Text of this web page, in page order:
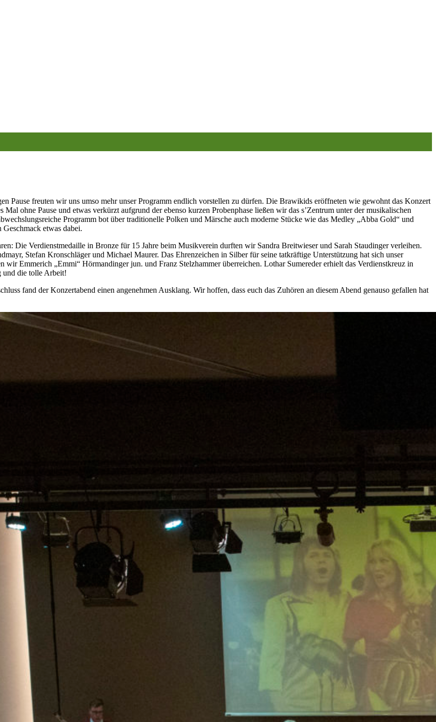
Pause freuten wir uns umso mehr unser Programm endlich vorstellen zu dürfen. Die Brawikids eröffneten wie gewohnt das Konzert
ohne Pause und etwas verkürzt aufgrund der ebenso kurzen Probenphase ließen wir das s’Zentrum unter der musikalischen
Programm bot über traditionelle Polken und Märsche auch moderne Stücke wie das Medley „Abba Gold“ und
etwas dabei.
Die Verdienstmedaille in Bronze für 15 Jahre beim Musikverein durften wir Sandra Breitwieser und Sarah Staudinger verleihen.
Stefan Kronschläger und Michael Maurer. Das Ehrenzeichen in Silber für seine tatkräftige Unterstützung hat sich unser
Emmerich „Emmi“ Hörmandinger jun. und Franz Stelzhammer überreichen. Lothar Sumereder erhielt das Verdienstkreuz in
und die tolle Arbeit!
fand der Konzertabend einen angenehmen Ausklang. Wir hoffen, dass euch das Zuhören an diesem Abend genauso gefallen hat